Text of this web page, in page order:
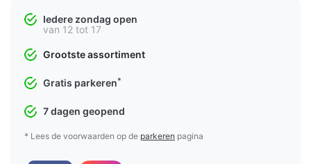
Iedere zondag open
van 12 tot 17
Grootste assortiment
Gratis parkeren*
7 dagen geopend
* Lees de voorwaarden op de parkeren pagina